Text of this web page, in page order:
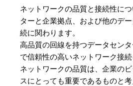
ネットワークの品質と接続性に
ターと企業拠点、および他のデ
続に関わります。
高品質の回線を持つデータセン
で信頼性の高いネットワーク接続
ネットワークの品質は、企業の
スにとっても重要であるものと考